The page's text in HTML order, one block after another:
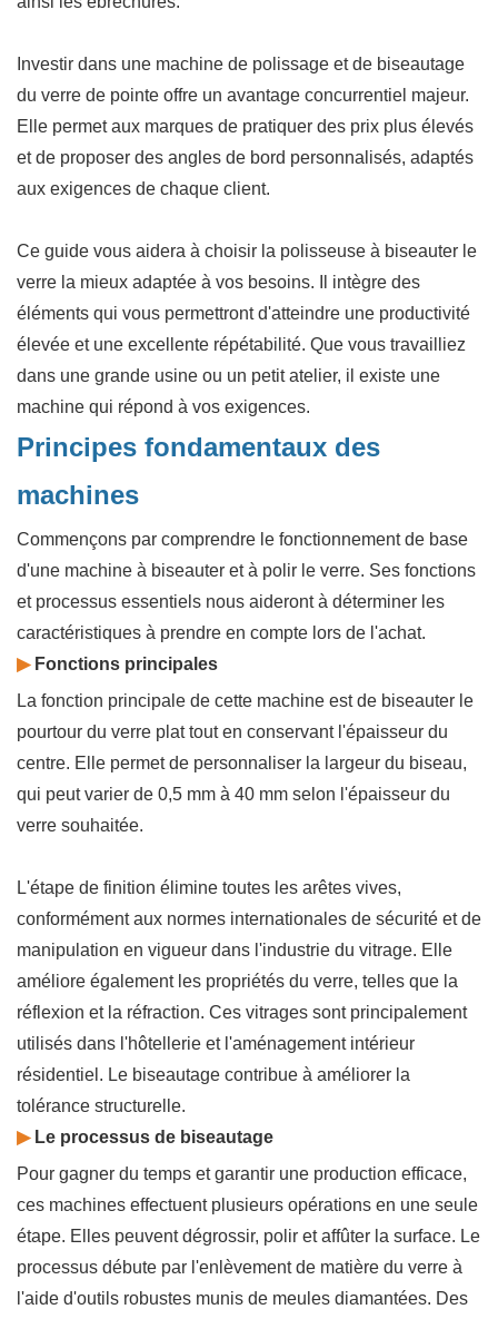
Investir dans une machine de polissage et de biseautage
du verre de pointe offre un avantage concurrentiel majeur.
Elle permet aux marques de pratiquer des prix plus élevés
et de proposer des angles de bord personnalisés, adaptés
aux exigences de chaque client.
Ce guide vous aidera à choisir la polisseuse à biseauter le
verre la mieux adaptée à vos besoins. Il intègre des
éléments qui vous permettront d'atteindre une productivité
élevée et une excellente répétabilité. Que vous travailliez
dans une grande usine ou un petit atelier, il existe une
machine qui répond à vos exigences.
Principes fondamentaux des
machines
Commençons par comprendre le fonctionnement de base
d'une machine à biseauter et à polir le verre. Ses fonctions
et processus essentiels nous aideront à déterminer les
caractéristiques à prendre en compte lors de l'achat.
▶Fonctions principales
La fonction principale de cette machine est de biseauter le
pourtour du verre plat tout en conservant l'épaisseur du
centre. Elle permet de personnaliser la largeur du biseau,
qui peut varier de 0,5 mm à 40 mm selon l'épaisseur du
verre souhaitée.
L'étape de finition élimine toutes les arêtes vives,
conformément aux normes internationales de sécurité et de
manipulation en vigueur dans l'industrie du vitrage. Elle
améliore également les propriétés du verre, telles que la
réflexion et la réfraction. Ces vitrages sont principalement
utilisés dans l'hôtellerie et l'aménagement intérieur
résidentiel. Le biseautage contribue à améliorer la
tolérance structurelle.
▶Le processus de biseautage
Pour gagner du temps et garantir une production efficace,
ces machines effectuent plusieurs opérations en une seule
étape. Elles peuvent dégrossir, polir et affûter la surface. Le
processus débute par l'enlèvement de matière du verre à
l'aide d'outils robustes munis de meules diamantées. Des